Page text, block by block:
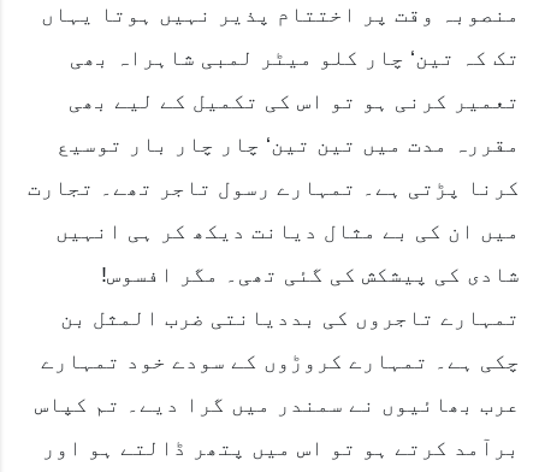
منصوبہ وقت پر اختتام پذیر نہیں ہوتا یہاں
تک کہ تین‘ چار کلو میٹر لمبی شاہراہ بھی
تعمیر کرنی ہو تو اس کی تکمیل کے لیے بھی
مقررہ مدت میں تین تین‘ چار چار بار توسیع
کرنا پڑتی ہے۔ تمہارے رسول تاجر تھے۔ تجارت
میں ان کی بے مثال دیانت دیکھ کر ہی انہیں
شادی کی پیشکش کی گئی تھی۔ مگر افسوس!
تمہارے تاجروں کی بددیانتی ضرب المثل بن
چکی ہے۔ تمہارے کروڑوں کے سودے خود تمہارے
عرب بھائیوں نے سمندر میں گرا دیے۔ تم کپاس
برآمد کرتے ہو تو اس میں پتھر ڈالتے ہو اور